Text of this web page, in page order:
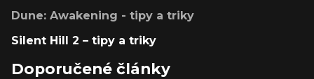
Dune: Awakening - tipy a triky
Silent Hill 2 – tipy a triky
Doporučené články